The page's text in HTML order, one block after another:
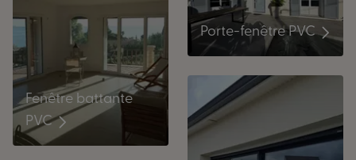
Fenêtre battante
PVC
Porte-fenêtre PVC